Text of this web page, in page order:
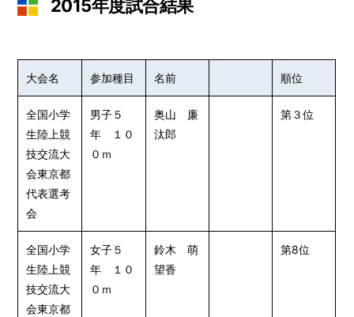
2015年度試合結果
大会名 参加種目 名前 順位
全国小学
生陸上競
技交流大
会東京都
代表選考
会
男子５
年 １０
０ｍ
奥山 廉
汰郎
第３位
全国小学
生陸上競
技交流大
会東京都
女子５
年 １０
０ｍ
鈴木 萌
望香
第8位